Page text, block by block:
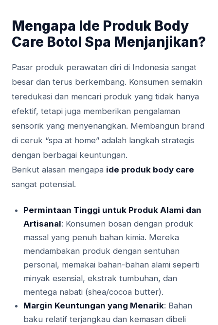
Mengapa Ide Produk Body
Care Botol Spa Menjanjikan?
Pasar produk perawatan diri di Indonesia sangat
besar dan terus berkembang. Konsumen semakin
teredukasi dan mencari produk yang tidak hanya
efektif, tetapi juga memberikan pengalaman
sensorik yang menyenangkan. Membangun brand
di ceruk “spa at home” adalah langkah strategis
dengan berbagai keuntungan.
Berikut alasan mengapa ide produk body care
sangat potensial.
Permintaan Tinggi untuk Produk Alami dan
Artisanal: Konsumen bosan dengan produk
massal yang penuh bahan kimia. Mereka
mendambakan produk dengan sentuhan
personal, memakai bahan-bahan alami seperti
minyak esensial, ekstrak tumbuhan, dan
mentega nabati (shea/cocoa butter).
Margin Keuntungan yang Menarik: Bahan
baku relatif terjangkau dan kemasan dibeli